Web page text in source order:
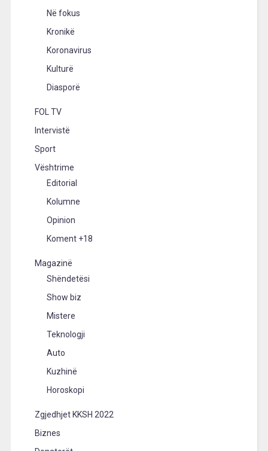
Në fokus
Kronikë
Koronavirus
Kulturë
Diasporë
FOL TV
Intervistë
Sport
Vështrime
Editorial
Kolumne
Opinion
Koment +18
Magazinë
Shëndetësi
Show biz
Mistere
Teknologji
Auto
Kuzhinë
Horoskopi
Zgjedhjet KKSH 2022
Biznes